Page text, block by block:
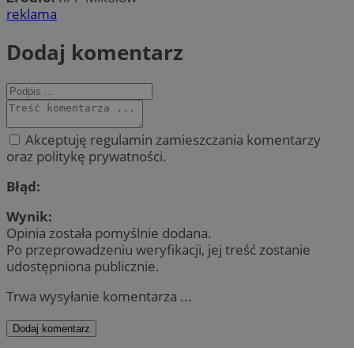
reklama
Dodaj komentarz
Akceptuję regulamin zamieszczania komentarzy
oraz politykę prywatności.
Błąd:
Wynik:
Opinia została pomyślnie dodana.
Po przeprowadzeniu weryfikacji, jej treść zostanie
udostępniona publicznie.
Trwa wysyłanie komentarza ...
Dodaj komentarz